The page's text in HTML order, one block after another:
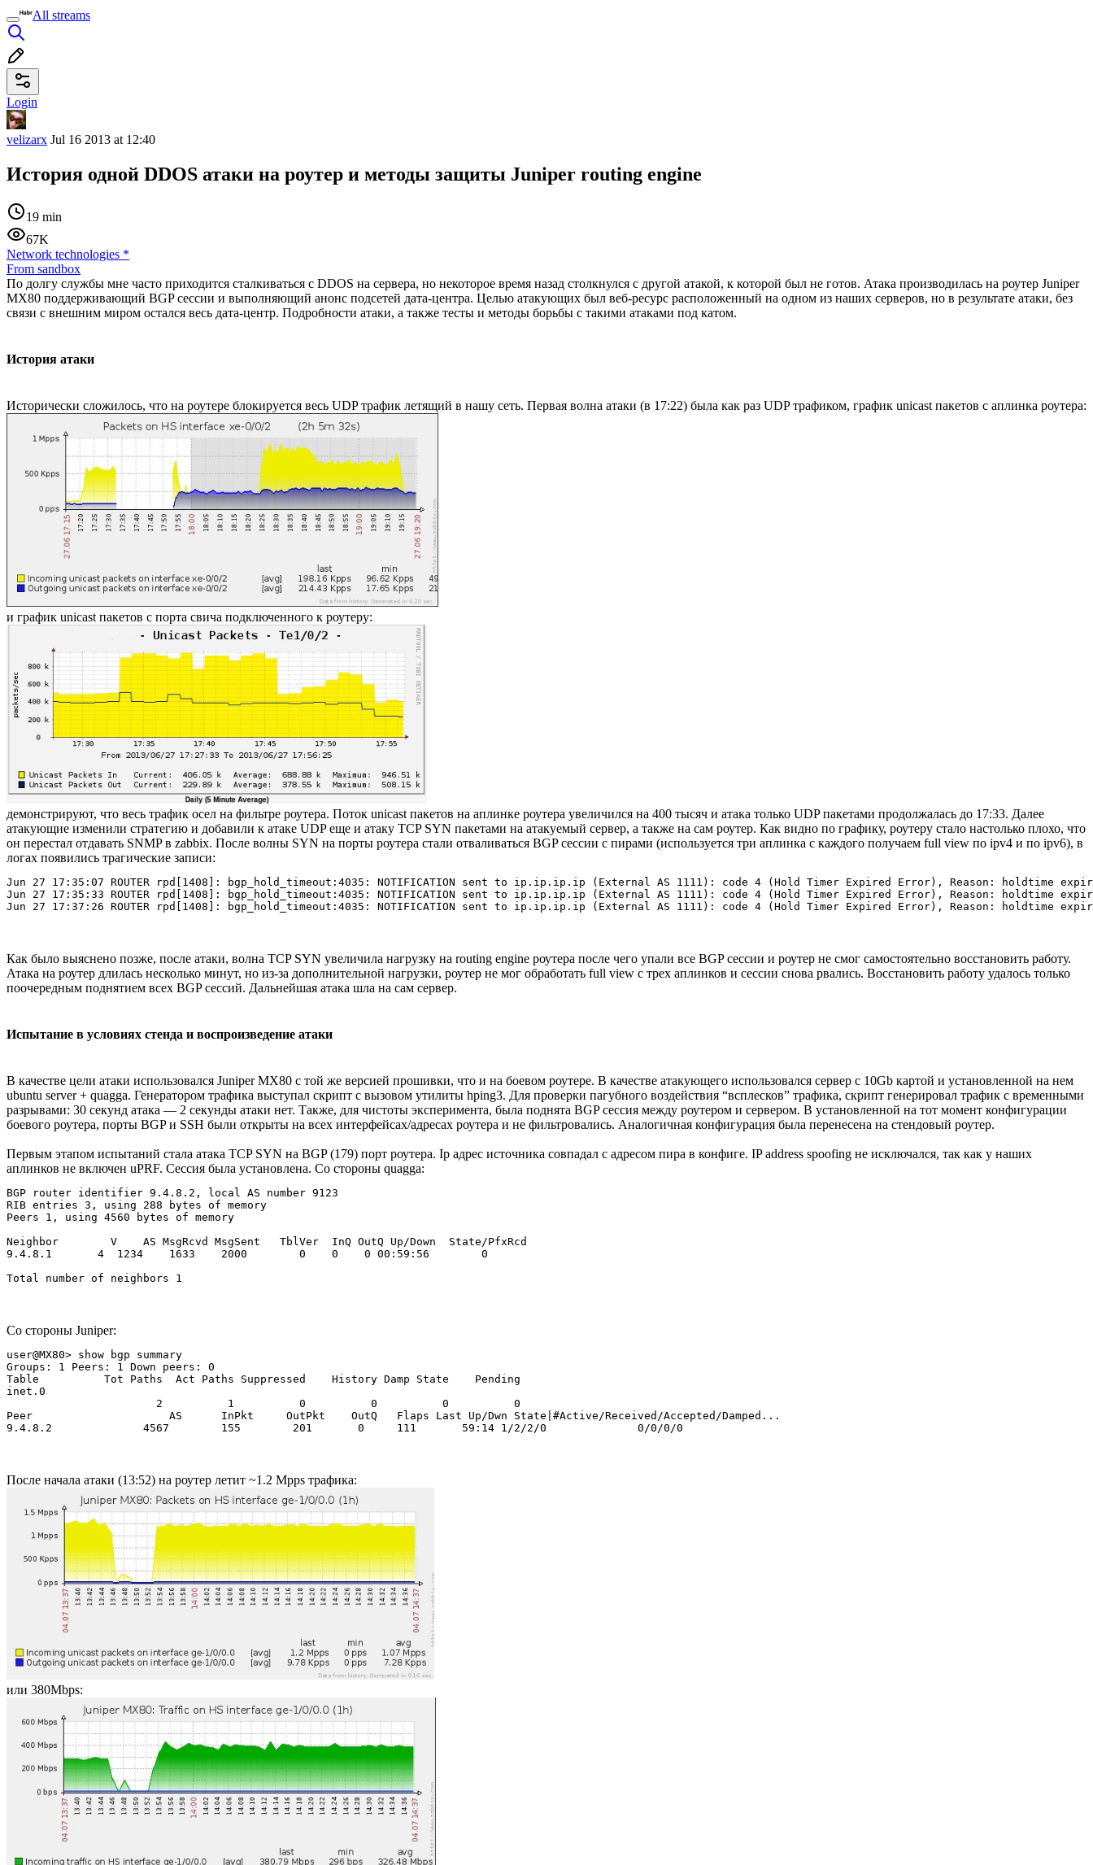
All streams
Login
velizarx Jul 16 2013 at 12:40
История одной DDOS атаки на роутер и методы защиты Juniper routing engine
19 min
67K
Network technologies *
From sandbox
По долгу службы мне часто приходится сталкиваться с DDOS на сервера, но некоторое время назад столкнулся с другой атакой, к которой был не готов. Атака производилась на роутер Juniper
MX80 поддерживающий BGP сессии и выполняющий анонс подсетей дата-центра. Целью атакующих был веб-ресурс расположенный на одном из наших серверов, но в результате атаки, без
связи с внешним миром остался весь дата-центр. Подробности атаки, а также тесты и методы борьбы с такими атаками под катом.
История атаки
Исторически сложилось, что на роутере блокируется весь UDP трафик летящий в нашу сеть. Первая волна атаки (в 17:22) была как раз UDP трафиком, график unicast пакетов с аплинка роутера:
и график unicast пакетов с порта свича подключенного к роутеру:
демонстрируют, что весь трафик осел на фильтре роутера. Поток unicast пакетов на аплинке роутера увеличился на 400 тысяч и атака только UDP пакетами продолжалась до 17:33. Далее
атакующие изменили стратегию и добавили к атаке UDP еще и атаку TCP SYN пакетами на атакуемый сервер, а также на сам роутер. Как видно по графику, роутеру стало настолько плохо, что
он перестал отдавать SNMP в zabbix. После волны SYN на порты роутера стали отваливаться BGP сессии с пирами (используется три аплинка с каждого получаем full view по ipv4 и по ipv6), в
логах появились трагические записи:
Jun 27 17:35:07 ROUTER rpd[1408]: bgp_hold_timeout:4035: NOTIFICATION sent to ip.ip.ip.ip (External AS 1111): code 4 (Hold Timer Expired Error), Reason:
Jun 27 17:35:33 ROUTER rpd[1408]: bgp_hold_timeout:4035: NOTIFICATION sent to ip.ip.ip.ip (External AS 1111): code 4 (Hold Timer Expired Error), Reason:
Как было выяснено позже, после атаки, волна TCP SYN увеличила нагрузку на routing engine роутера после чего упали все BGP сессии и роутер не смог самостоятельно восстановить работу.
Атака на роутер длилась несколько минут, но из-за дополнительной нагрузки, роутер не мог обработать full view с трех аплинков и сессии снова рвались. Восстановить работу удалось только
поочередным поднятием всех BGP сессий. Дальнейшая атака шла на сам сервер.
Испытание в условиях стенда и воспроизведение атаки
В качестве цели атаки использовался Juniper MX80 с той же версией прошивки, что и на боевом роутере. В качестве атакующего использовался сервер с 10Gb картой и установленной на нем
ubuntu server + quagga. Генератором трафика выступал скрипт с вызовом утилиты hping3. Для проверки пагубного воздействия “всплесков” трафика, скрипт генерировал трафик с временными
разрывами: 30 секунд атака — 2 секунды атаки нет. Также, для чистоты эксперимента, была поднята BGP сессия между роутером и сервером. В установленной на тот момент конфигурации
боевого роутера, порты BGP и SSH были открыты на всех интерфейсах/адресах роутера и не фильтровались. Аналогичная конфигурация была перенесена на стендовый роутер.
Первым этапом испытаний стала атака TCP SYN на BGP (179) порт роутера. Ip адрес источника совпадал с адресом пира в конфиге. IP address spoofing не исключался, так как у наших
аплинков не включен uPRF. Сессия была установлена. Со стороны quagga:
BGP router identifier 9.4.8.2, local AS number 9123
RIB entries 3, using 288 bytes of memory
Peers 1, using 4560 bytes of memory
Neighbor        V    AS MsgRcvd MsgSent   TblVer  InQ OutQ Up/Down  State/PfxRcd
9.4.8.1       4  1234    1633    2000        0    0    0 00:59:56        0
Со стороны Juniper:
user@MX80> show bgp summary
Groups: 1 Peers: 1 Down peers: 0
Table          Tot Paths  Act Paths Suppressed    History Damp State    Pending
inet.0
                       2          1          0          0          0          0
Peer                     AS      InPkt     OutPkt    OutQ   Flaps Last Up/Dwn State|#Active/Received/Accepted/Damped...
После начала атаки (13:52) на роутер летит ~1.2 Mpps трафика:
или 380Mbps: